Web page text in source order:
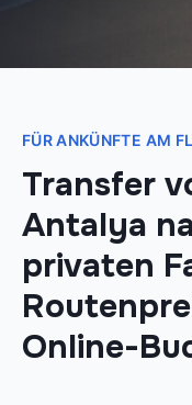
FÜR ANKÜNFTE AM
Transfer
Antalya
privaten
Online-